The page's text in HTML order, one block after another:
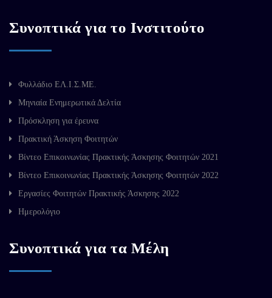
Συνοπτικά για το Ινστιτούτο
Φυλλάδιο ΕΛ.Ι.Σ.ΜΕ.
Μηνιαία Ενημερωτικά Δελτία
Πρόσκληση για έρευνα
Πρακτική Άσκηση Φοιτητών
Βίντεο Επικοινωνίας Πρακτικής Άσκησης Φοιτητών 2021
Βίντεο Επικοινωνίας Πρακτικής Άσκησης Φοιτητών 2022
Εργασίες Φοιτητών Πρακτικής Άσκησης 2022
Ημερολόγιο
Συνοπτικά για τα Μέλη